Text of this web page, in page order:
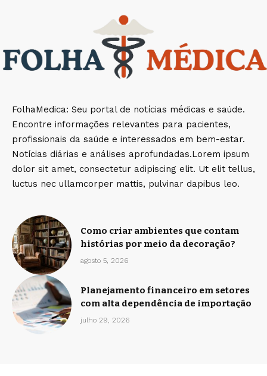
FolhaMedica: Seu portal de notícias médicas e saúde.
Encontre informações relevantes para pacientes,
profissionais da saúde e interessados em bem-estar.
Notícias diárias e análises aprofundadas.Lorem ipsum
dolor sit amet, consectetur adipiscing elit. Ut elit tellus,
luctus nec ullamcorper mattis, pulvinar dapibus leo.
Como criar ambientes que contam
histórias por meio da decoração?
agosto 5, 2026
Planejamento financeiro em setores
com alta dependência de importação
julho 29, 2026